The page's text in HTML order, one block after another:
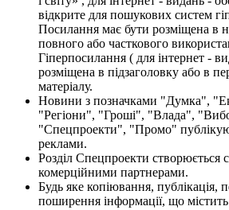
відкрите для пошукових систем
Посилання має бути розміщена в
повного або часткового
Гіперпосилання ( для інтернет -
розміщена в підзаголовку або в
матеріалу.
Новини з позначками "Думка",
"Регіони", "Гроші", "Влада",
"Спецпроекти", "Промо"
реклами.
Розділ Спецпроекти створюється
комерційними партнерами.
Будь яке копіювання, публікація,
поширення інформації, що